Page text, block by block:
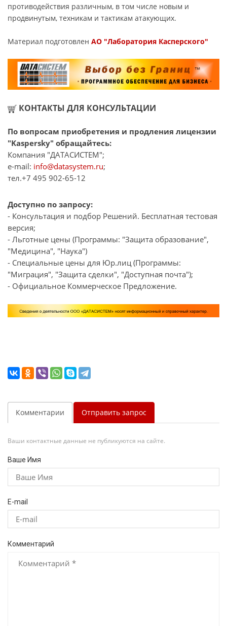
противодействия различным, в том числе новым и
продвинутым, техникам и тактикам атакующих.
Материал подготовлен АО "Лаборатория Касперского"
КОНТАКТЫ ДЛЯ КОНСУЛЬТАЦИИ
По вопросам приобретения и продления лицензии
"Kaspersky" обращайтесь:
Компания "ДАТАСИСТЕМ";
e-mail: info@datasystem.ru;
тел.+7 495 902-65-12
Доступно по запросу:
- Консультация и подбор Решений. Бесплатная тестовая
версия;
- Льготные цены (Программы: "Защита образование",
"Медицина", "Наука")
- Специальные цены для Юр.лиц (Программы:
"Миграция", "Защита сделки", "Доступная почта");
- Официальное Коммерческое Предложение.
Комментарии Отправить запрос
Ваши контактные данные не публикуются на сайте.
Ваше Имя
E-mail
Комментарий